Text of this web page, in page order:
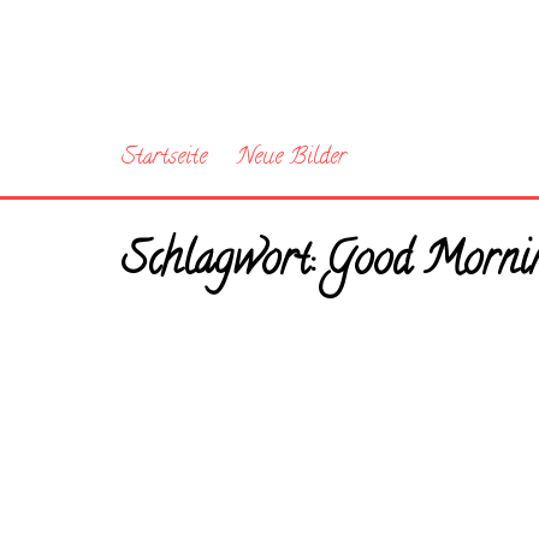
Startseite Neue Bilder
Schlagwort:Good